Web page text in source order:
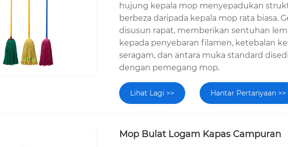
hujung kepala mop menyepadukan
berbeza daripada kepala mop rata biasa.
disusun rapat, memberikan sentuhan
kepada penyebaran filamen, ketebalan
seragam, dan antara muka standard
dengan pemegang mop.
Lihat Lagi >> Hantar Pertanyaan >>
Mop Bulat Logam Kapas Campuran